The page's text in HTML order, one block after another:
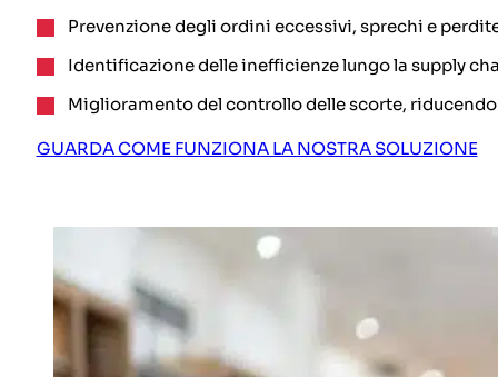
Prevenzione degli ordini eccessivi, sprechi e
Identificazione delle inefficienze lungo la supply
Miglioramento del controllo delle scorte,
GUARDA COME FUNZIONA LA NOSTRA SOLUZIONE